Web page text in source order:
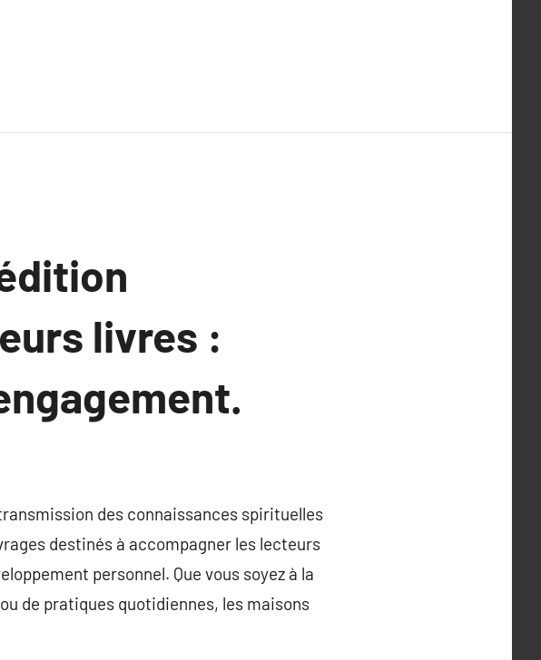
livres :
des connaissances spirituelles
destinés à accompagner les lecteurs
personnel. Que vous soyez à la
de pratiques quotidiennes, les maisons